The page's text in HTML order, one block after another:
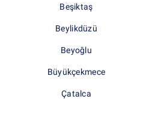
Beşiktaş
Beylikdüzü
Beyoğlu
Büyükçekmece
Çatalca